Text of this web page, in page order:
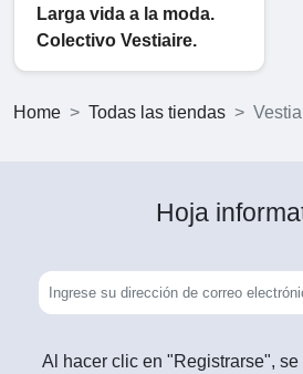
Larga vida a la moda.
Colectivo Vestiaire.
Home Todas las tiendas
Hoja
Al hacer clic en "Registrarse",